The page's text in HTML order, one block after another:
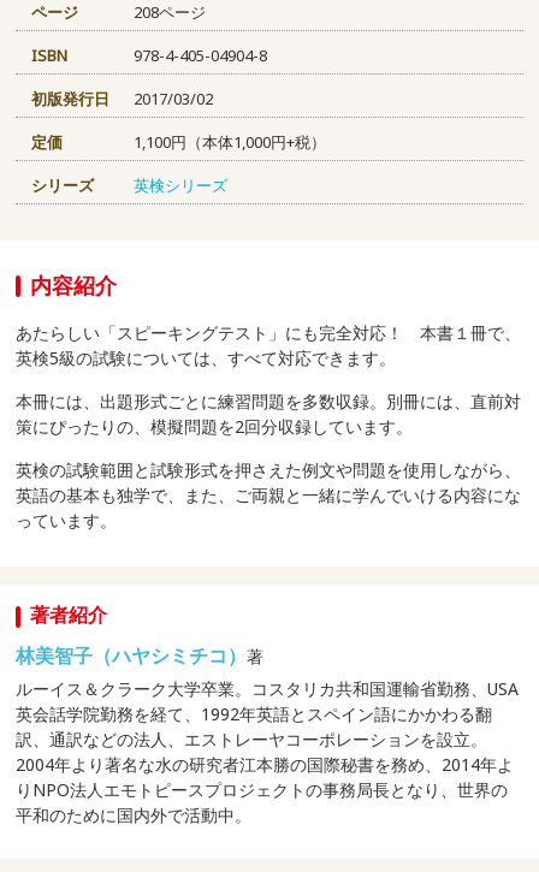
ページ
208ページ
ISBN
978-4-405-04904-8
初版発行日
2017/03/02
定価
1,100円（本体1,000円+税）
シリーズ
英検シリーズ
内容紹介
あたらしい「スピーキングテスト」にも完全対応！ 本書１冊で、
英検5級の試験については、すべて対応できます。
本冊には、出題形式ごとに練習問題を多数収録。別冊には、直前対
策にぴったりの、模擬問題を2回分収録しています。
英検の試験範囲と試験形式を押さえた例文や問題を使用しながら、
英語の基本も独学で、また、ご両親と一緒に学んでいける内容にな
っています。
著者紹介
林美智子（ハヤシミチコ）著
ルーイス＆クラーク大学卒業。コスタリカ共和国運輸省勤務、USA
英会話学院勤務を経て、1992年英語とスペイン語にかかわる翻
訳、通訳などの法人、エストレーヤコーポレーションを設立。
2004年より著名な水の研究者江本勝の国際秘書を務め、2014年よ
りNPO法人エモトピースプロジェクトの事務局長となり、世界の
平和のために国内外で活動中。